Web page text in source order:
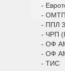
-
- ОМТП
- ППЛ
- ЧРП
- ОФ
- ОФ
- ТИС